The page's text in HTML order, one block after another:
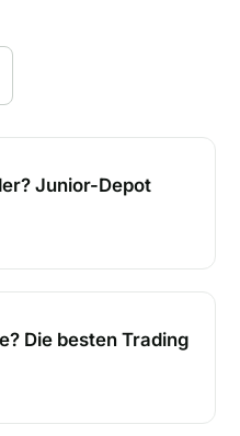
Depot möglich?
Junior-Depot
besten Trading Apps
Die besten Trading